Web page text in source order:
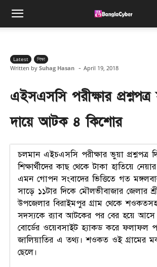
Latest শিক্ষা
Written by Suhag Hasan - April 19, 2018
এইসএসসি পরীক্ষার
দায়ে আটক ৪ কিশোর
চলমান এইচএসসি পরীক্ষার ভুয়া প্রশ্নপত্র
শিক্ষার্থীদের কাছ থেকে টাকা হাতিয়ে
এমন গোপন সংবাদের ভিত্তিতে গত
সাড়ে ১১টার দিকে মৌলভীবাজার জেলার
উপজেলার বিরাইমপুর গ্রাম থেকে
সদস্যকে র‌্যাব আটকের পর বের হয়ে আসে
বোর্ডের ওয়েবসাইট হ্যাকড করে ফলাফল
জালিয়াতির এ তথ্য। শওকত ওই গ্রামের
ছেলে।